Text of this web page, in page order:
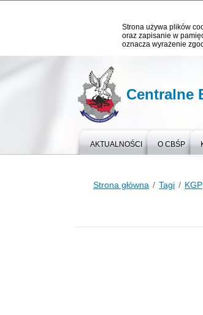
Strona używa plików
oraz zapisanie w
oznacza wyrażenie
Centralne
AKTUALNOŚCI O CBŚP
Strona główna Tagi KGP